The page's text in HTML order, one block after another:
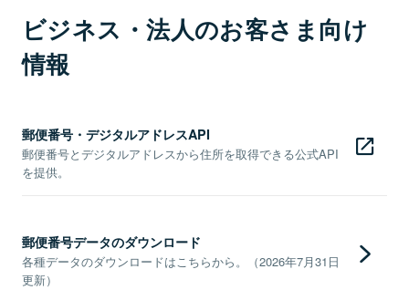
ビジネス・法人のお客さま向け
情報
郵便番号・デジタルアドレスAPI
郵便番号とデジタルアドレスから住所を取得できる公式API
を提供。
郵便番号データのダウンロード
各種データのダウンロードはこちらから。（2026年7月31日
更新）